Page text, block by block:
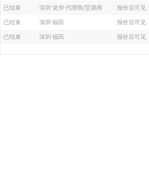
已结束
深圳·龙华代理商/贸易商 报价后可见
已结束
深圳·福田 报价后可见
已结束
深圳·福田 报价后可见